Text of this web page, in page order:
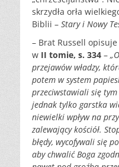
skrzydła orła
Biblii – Stary i Nowy
– Brat Russell
w II tomie, s. 334 –
przejawów władzy,
potem w system
przeciwstawiali się tym
jednak tylko garstka
niewielki wpływ na
zalewający kościół.
błędy, wycofywali się
aby chwalić Boga